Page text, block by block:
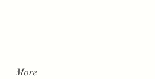
More